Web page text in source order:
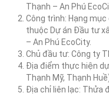
Thạnh – An Phú
Công trình: Hạng mục
thuộc Dự án Đầu tư
– An Phú EcoCity.
Chủ đầu tư: Công ty
Địa điểm thực hiện
Thạnh Mỹ, Thạnh
Địa chỉ liên lạc: Thửa